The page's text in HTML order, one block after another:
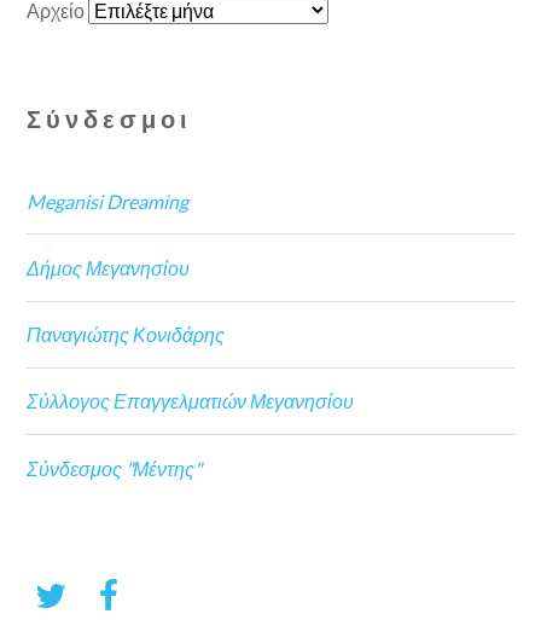
Αρχείο
Σύνδεσμοι
Meganisi Dreaming
Δήμος Μεγανησίου
Παναγιώτης Κονιδάρης
Σύλλογος Επαγγελματιών Μεγανησίου
Σύνδεσμος "Μέντης"